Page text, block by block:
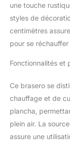
une touche
styles de
centimètres
pour se
Fonctionnalités et
Ce brasero se
chauffage et de
plancha,
plein air. La
assure une